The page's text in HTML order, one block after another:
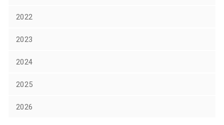
2022
2023
2024
2025
2026